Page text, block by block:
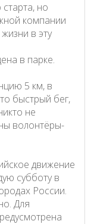
но
компании
в эту
в парке.
5 км, в
быстрый бег,
не
волонтёры-
движение
субботу в
России.
Для